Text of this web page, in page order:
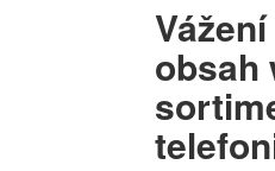
obsah